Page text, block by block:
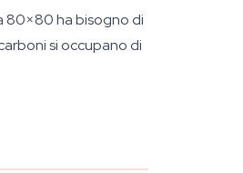
80×80 ha bisogno di
si occupano di